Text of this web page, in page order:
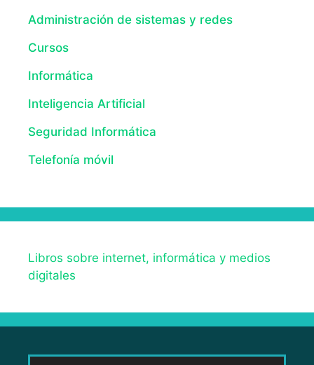
Administración de sistemas y redes
Cursos
Informática
Inteligencia Artificial
Seguridad Informática
Telefonía móvil
Libros sobre internet, informática y medios
digitales